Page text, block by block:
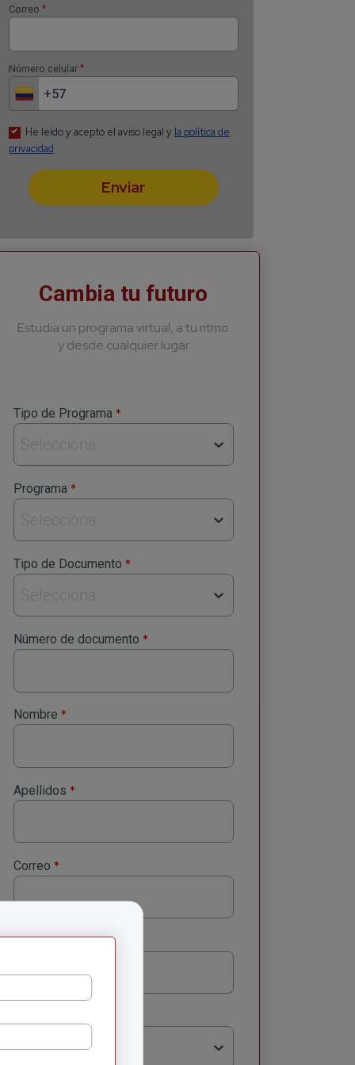
Apellido
Correo
Cambia tu futuro
Estudia un programa virtual, a tu ritmo
y desde cualquier lugar
Tipo de Programa *
Selecciona
Programa *
Selecciona
Tipo de Documento *
Selecciona
Número de documento *
Nombre *
Apellidos *
Correo *
Número celular *
Selecciona